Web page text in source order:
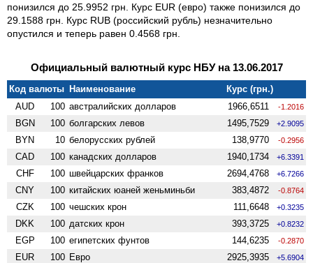
понизился до 25.9952 грн. Курс EUR (евро) также понизился до
29.1588 грн. Курс RUB (российский рубль) незначительно
опустился и теперь равен 0.4568 грн.
Официальный валютный курс НБУ на 13.06.2017
Код валюты Наименование
Курс (грн.)
AUD
100 австралийских долларов 1966,6511 -1.2016
BGN 100 болгарских левов 1495,7529 +2.9095
BYN 10 белорусских рублей 138,9770 -0.2956
CAD 100 канадских долларов 1940,1734 +6.3391
CHF 100 швейцарских франков 2694,4768 +6.7266
CNY 100 китайских юаней женьминьби 383,4872 -0.8764
CZK 100 чешских крон 111,6648 +0.3235
DKK 100 датских крон 393,3725 +0.8232
EGP 100 египетских фунтов 144,6235 -0.2870
EUR 100 Евро 2925,3935 +5.6904